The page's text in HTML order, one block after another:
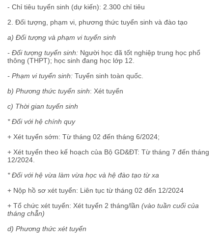
- Chỉ tiêu tuyển sinh (dự kiến): 2.300 chỉ tiêu
2. Đối tượng, phạm vi, phương thức tuyển sinh và đào tạo
a) Đối tượng và phạm vi tuyển sinh
- Đối tượng tuyển sinh: Người học đã tốt nghiệp trung học phổ
thông (THPT); học sinh đang học lớp 12.
- Phạm vi tuyển sinh: Tuyển sinh toàn quốc.
b) Phương thức tuyển sinh: Xét tuyển
c) Thời gian tuyển sinh
* Đối với hệ chính quy
+ Xét tuyển sớm: Từ tháng 02 đến tháng 6/2024;
+ Xét tuyển theo kế hoạch của Bộ GD&ĐT: Từ tháng 7 đến tháng
12/2024.
* Đối với hệ vừa làm vừa học và hệ đào tạo từ xa
+ Nộp hồ sơ xét tuyển: Liên tục từ tháng 02 đến 12/2024
+ Tổ chức xét tuyển: Xét tuyển 2 tháng/lần (vào tuần cuối của
tháng chẵn)
d) Phương thức xét tuyển